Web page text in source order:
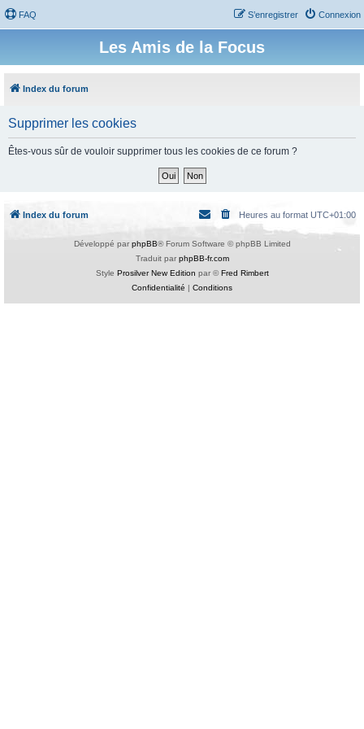
FAQ Connexion
S’enregistrer
Les Amis de la Focus
Index du forum
Supprimer les cookies
Êtes-vous sûr de vouloir supprimer tous les cookies de ce forum ?
Index du forum Heures au format UTC+01:00
Développé par phpBB® Forum Software © phpBB Limited
Traduit par phpBB-fr.com
Style Prosilver New Edition par ©Fred Rimbert
Confidentialité | Conditions